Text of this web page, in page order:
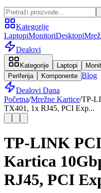
Kategorije
LaptopiMonitoriDesktopi
Dealovi
Kategorije Laptopi
Periferija
Komponente Blog
Dealovi Dana
Početna/Mrežne Kartice/TP-
TX401, 1x RJ45, PCI Exp...
TP-LINK
Kartica
RJ45, PCI